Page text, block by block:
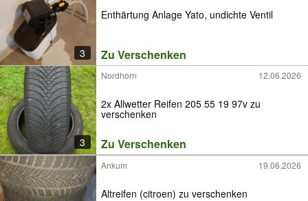
3
Enthärtung Anlage Yato, undichte Ventil
Zu Verschenken
3
Nordhorn 12.06.2026
2x Allwetter Reifen 205 55 19 97v zu
verschenken
Zu Verschenken
Ankum 19.06.2026
Altreifen (citroen) zu verschenken